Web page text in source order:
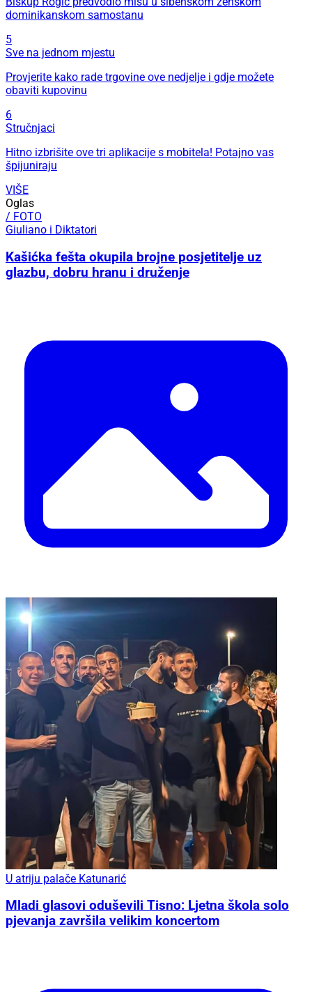
dominikanskom samostanu
5
Sve na jednom mjestu
Provjerite kako rade trgovine ove nedjelje i gdje možete
obaviti kupovinu
6
Stručnjaci
Hitno izbrišite ove tri aplikacije s mobitela! Potajno vas
špijuniraju
VIŠE
Oglas
/ FOTO
Giuliano i Diktatori
Kašićka fešta okupila brojne posjetitelje uz
glazbu, dobru hranu i druženje
U atriju palače Katunarić
Mladi glasovi oduševili Tisno: Ljetna škola solo
pjevanja završila velikim koncertom